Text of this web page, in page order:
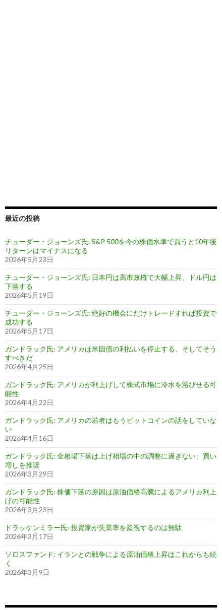
最近の投稿
チューダー・ジョーンズ氏: S&P 500を今の株価水準で買うと10年後
リターンはマイナスになる
2026年5月23日
チューダー・ジョーンズ氏: 日本円は高市政権で大幅上昇、ドル円は
下落する
2026年5月19日
チューダー・ジョーンズ氏: 絶好の機会にだけトレードすれば投資で
成功する
2026年5月17日
ガンドラック氏: アメリカは米国債の利払いを停止する、そしてそう
すべきだ
2026年4月25日
ガンドラック氏: アメリカが利上げして株式市場に冷水を浴びせる可
能性
2026年4月22日
ガンドラック氏: アメリカの若者はもうビットコインの話をしていな
い
2026年4月16日
ガンドラック氏: 金相場下落は上げ相場の中の調整に過ぎない、買い
増しを推奨
2026年3月29日
ガンドラック氏: 株価下落の原因は原油価格高騰によるアメリカ利上
げの可能性
2026年3月23日
ドラッケンミラー氏: 投資家が失業率を監視するのは無駄
2026年3月17日
ソロスファンド: イランとの戦争による原油価格上昇はこれからも続
く
2026年3月9日